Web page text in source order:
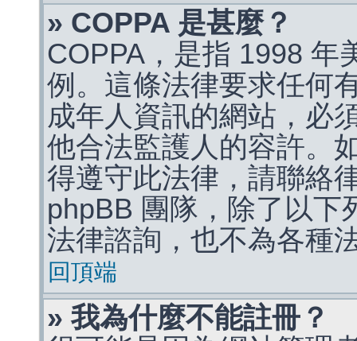
» COPPA 是甚麼？
COPPA，是指 1998 年
例。這條法律要求任何
成年人資訊的網站，必
他合法監護人的容許。
得遵守此法律，請聯絡
phpBB 團隊，除了以下
法律諮詢，也不為各種
回頂端
» 我為什麼不能註冊？